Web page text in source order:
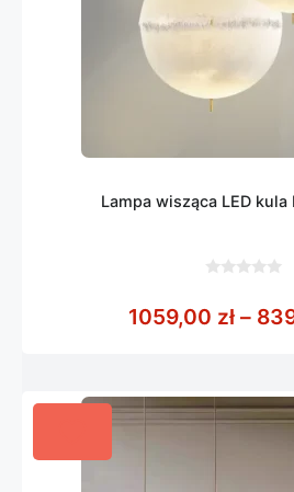
Lampa wisząca LED
5
1059,00 zł –